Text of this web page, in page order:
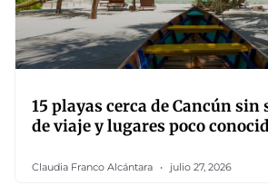
15 playas cerca de Cancún sin
de viaje y lugares poco
Claudia Franco Alcántara julio 27, 2026